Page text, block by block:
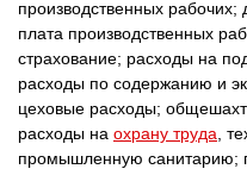
производственных рабочих;
плата производственных
страхование; расходы на
расходы по содержанию и
цеховые расходы;
расходы на охрану труда ,
промышленную санитарию;